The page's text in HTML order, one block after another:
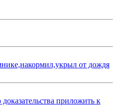
от дождя
приложить к